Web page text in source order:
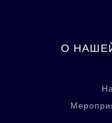
О